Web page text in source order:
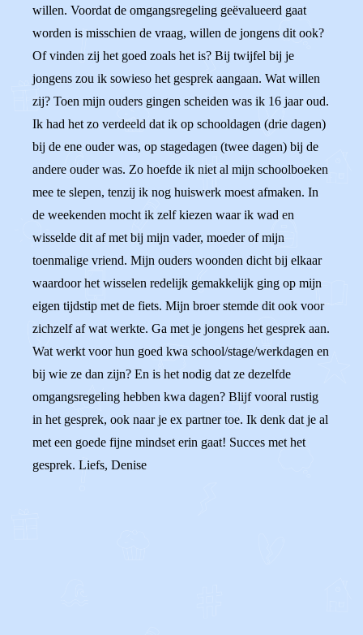
willen. Voordat de omgangsregeling geëvalueerd gaat
worden is misschien de vraag, willen de jongens dit ook?
Of vinden zij het goed zoals het is? Bij twijfel bij je
jongens zou ik sowieso het gesprek aangaan. Wat willen
zij? Toen mijn ouders gingen scheiden was ik 16 jaar oud.
Ik had het zo verdeeld dat ik op schooldagen (drie dagen)
bij de ene ouder was, op stagedagen (twee dagen) bij de
andere ouder was. Zo hoefde ik niet al mijn schoolboeken
mee te slepen, tenzij ik nog huiswerk moest afmaken. In
de weekenden mocht ik zelf kiezen waar ik wad en
wisselde dit af met bij mijn vader, moeder of mijn
toenmalige vriend. Mijn ouders woonden dicht bij elkaar
waardoor het wisselen redelijk gemakkelijk ging op mijn
eigen tijdstip met de fiets. Mijn broer stemde dit ook voor
zichzelf af wat werkte. Ga met je jongens het gesprek aan.
Wat werkt voor hun goed kwa school/stage/werkdagen en
bij wie ze dan zijn? En is het nodig dat ze dezelfde
omgangsregeling hebben kwa dagen? Blijf vooral rustig
in het gesprek, ook naar je ex partner toe. Ik denk dat je al
met een goede fijne mindset erin gaat! Succes met het
gesprek. Liefs, Denise